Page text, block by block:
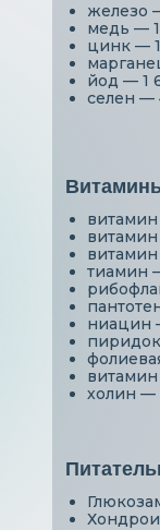
железо
медь —
цинк —
йод — 1
селен —
тиамин
ниацин
холин —